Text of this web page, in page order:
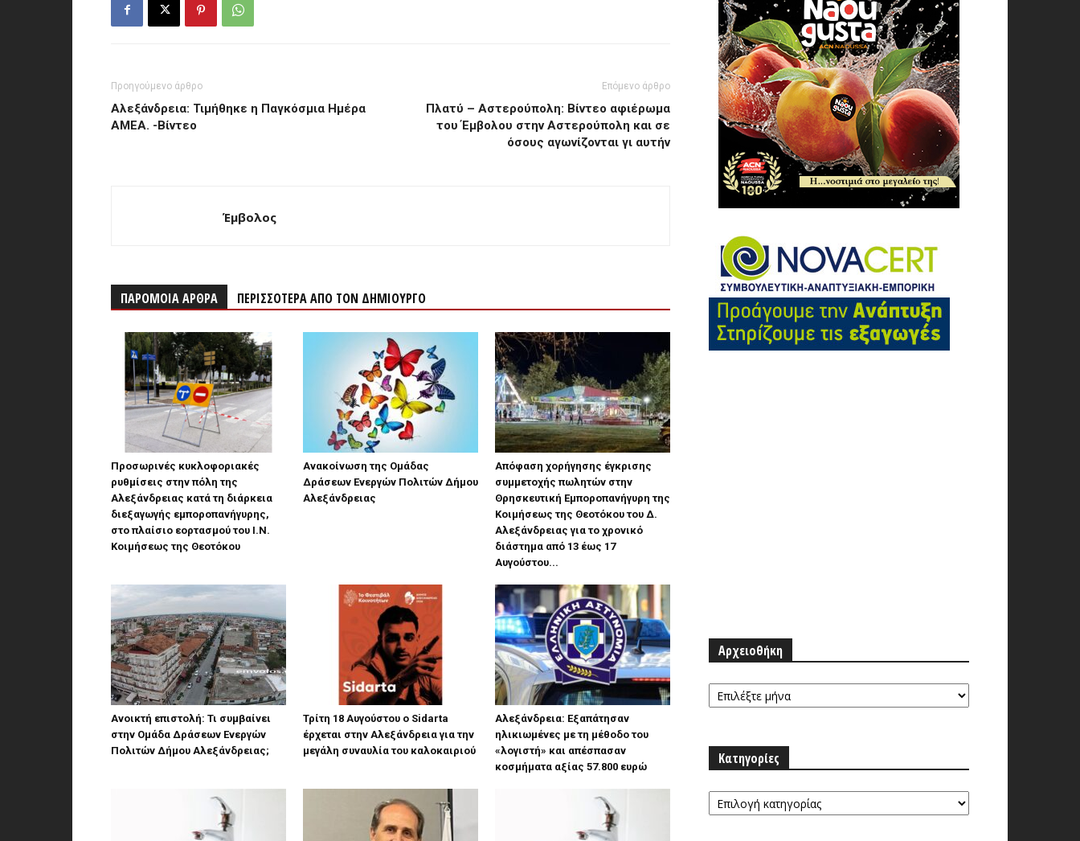
Προηγούμενο άρθρο
Αλεξάνδρεια: Τιμήθηκε η Παγκόσμια Ημέρα
ΑΜΕΑ. -Βίντεο
Επόμενο άρθρο
Πλατύ – Αστερούπολη: Βίντεο αφιέρωμα
του Έμβολου στην Αστερούπολη και σε
όσους αγωνίζονται γι αυτήν
Έμβολος
ΠΑΡΟΜΟΙΑ ΑΡΘΡΑ ΠΕΡΙΣΣΟΤΕΡΑ ΑΠΟ ΤΟΝ ΔΗΜΙΟΥΡΓΟ
Προσωρινές κυκλοφοριακές
ρυθμίσεις στην πόλη της
Αλεξάνδρειας κατά τη διάρκεια
διεξαγωγής εμποροπανήγυρης,
στο πλαίσιο εορτασμού του Ι.Ν.
Κοιμήσεως της Θεοτόκου
Ανακοίνωση της Ομάδας
Δράσεων Ενεργών Πολιτών Δήμου
Αλεξάνδρειας
Απόφαση χορήγησης έγκρισης
συμμετοχής πωλητών στην
Θρησκευτική Εμποροπανήγυρη της
Κοιμήσεως της Θεοτόκου του Δ.
Αλεξάνδρειας για το χρονικό
διάστημα από 13 έως 17
Αυγούστου...
Ανοικτή επιστολή: Τι συμβαίνει
στην Ομάδα Δράσεων Ενεργών
Πολιτών Δήμου Αλεξάνδρειας;
Τρίτη 18 Αυγούστου ο Sidarta
έρχεται στην Αλεξάνδρεια για την
μεγάλη συναυλία του καλοκαιριού
Αλεξάνδρεια: Εξαπάτησαν
ηλικιωμένες με τη μέθοδο του
«λογιστή» και απέσπασαν
κοσμήματα αξίας 57.800 ευρώ
Αρχειοθήκη
Αρχειοθήκη
Κατηγορίες
Κατηγορίες